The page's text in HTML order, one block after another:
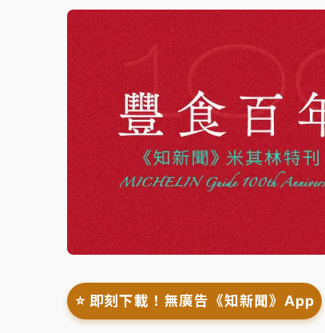
⭐️ 即刻下載！無廣告《知新聞》App